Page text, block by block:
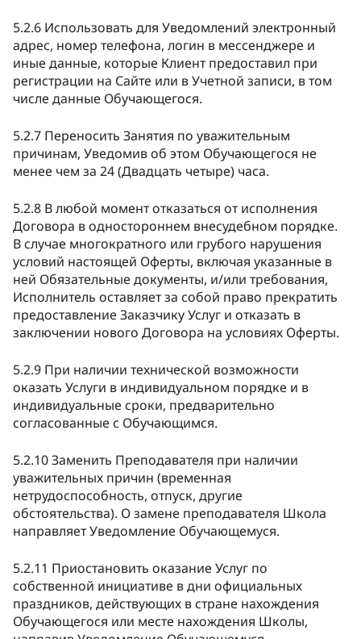
5.2.6 Использовать для Уведомлений электронный
адрес, номер телефона, логин в мессенджере и
иные данные, которые Клиент предоставил при
регистрации на Сайте или в Учетной записи, в том
числе данные Обучающегося.
5.2.7 Переносить Занятия по уважительным
причинам, Уведомив об этом Обучающегося не
менее чем за 24 (Двадцать четыре) часа.
5.2.8 В любой момент отказаться от исполнения
Договора в одностороннем внесудебном порядке.
В случае многократного или грубого нарушения
условий настоящей Оферты, включая указанные в
ней Обязательные документы, и/или требования,
Исполнитель оставляет за собой право прекратить
предоставление Заказчику Услуг и отказать в
заключении нового Договора на условиях Оферты.
5.2.9 При наличии технической возможности
оказать Услуги в индивидуальном порядке и в
индивидуальные сроки, предварительно
согласованные с Обучающимся.
5.2.10 Заменить Преподавателя при наличии
уважительных причин (временная
нетрудоспособность, отпуск, другие
обстоятельства). О замене преподавателя Школа
направляет Уведомление Обучающемуся.
5.2.11 Приостановить оказание Услуг по
собственной инициативе в дни официальных
праздников, действующих в стране нахождения
Обучающегося или месте нахождения Школы,